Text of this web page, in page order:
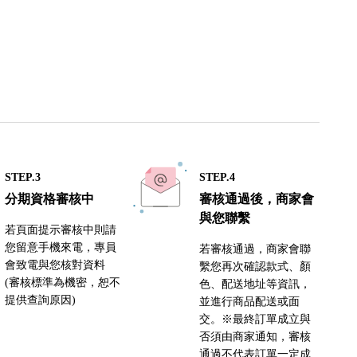
STEP.3
分期資格審核中
若頁面提示審核中則請
您留意手機來電，專員
會致電與您核對資料
(審核標準為機密，恕不
提供查詢原因)
STEP.4
審核通過後，商家會
與您聯繫
若審核通過，商家會聯
繫您再次確認款式、顏
色、配送地址等資訊，
並進行商品配送或面
交。※最終訂單成立與
否須由商家通知，審核
通過不代表訂單一定成